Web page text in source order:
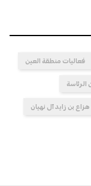
فعاليات منطقة العين
هزاع بن زايد آل نهيان